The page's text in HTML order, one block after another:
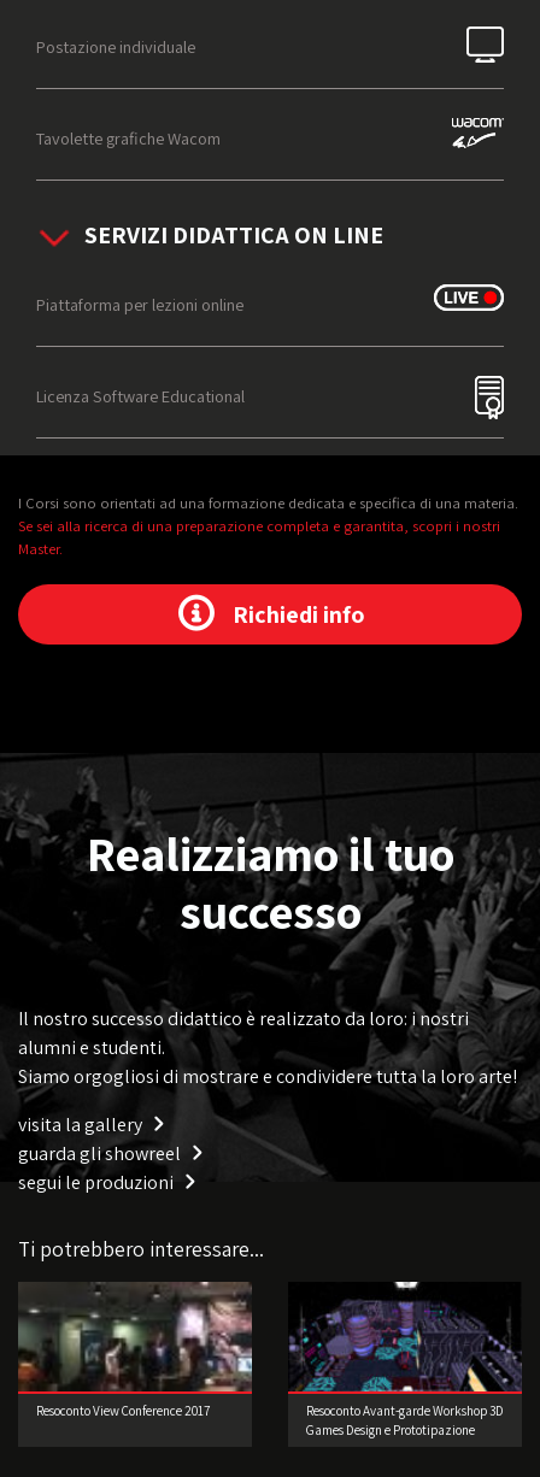
Postazione individuale
Tavolette grafiche Wacom
SERVIZI DIDATTICA ON LINE
Piattaforma per lezioni online
Licenza Software Educational
I Corsi sono orientati ad una formazione dedicata e specifica di una materia.
Se sei alla ricerca di una preparazione completa e garantita, scopri i nostri
Master.
Richiedi info
Realizziamo il tuo
successo
Il nostro successo didattico è realizzato da loro: i nostri
alumni e studenti.
Siamo orgogliosi di mostrare e condividere tutta la loro arte!
visita la gallery
guarda gli showreel
segui le produzioni
Ti potrebbero interessare...
Resoconto View Conference 2017
Resoconto Avant-garde Workshop 3D
Games Design e Prototipazione